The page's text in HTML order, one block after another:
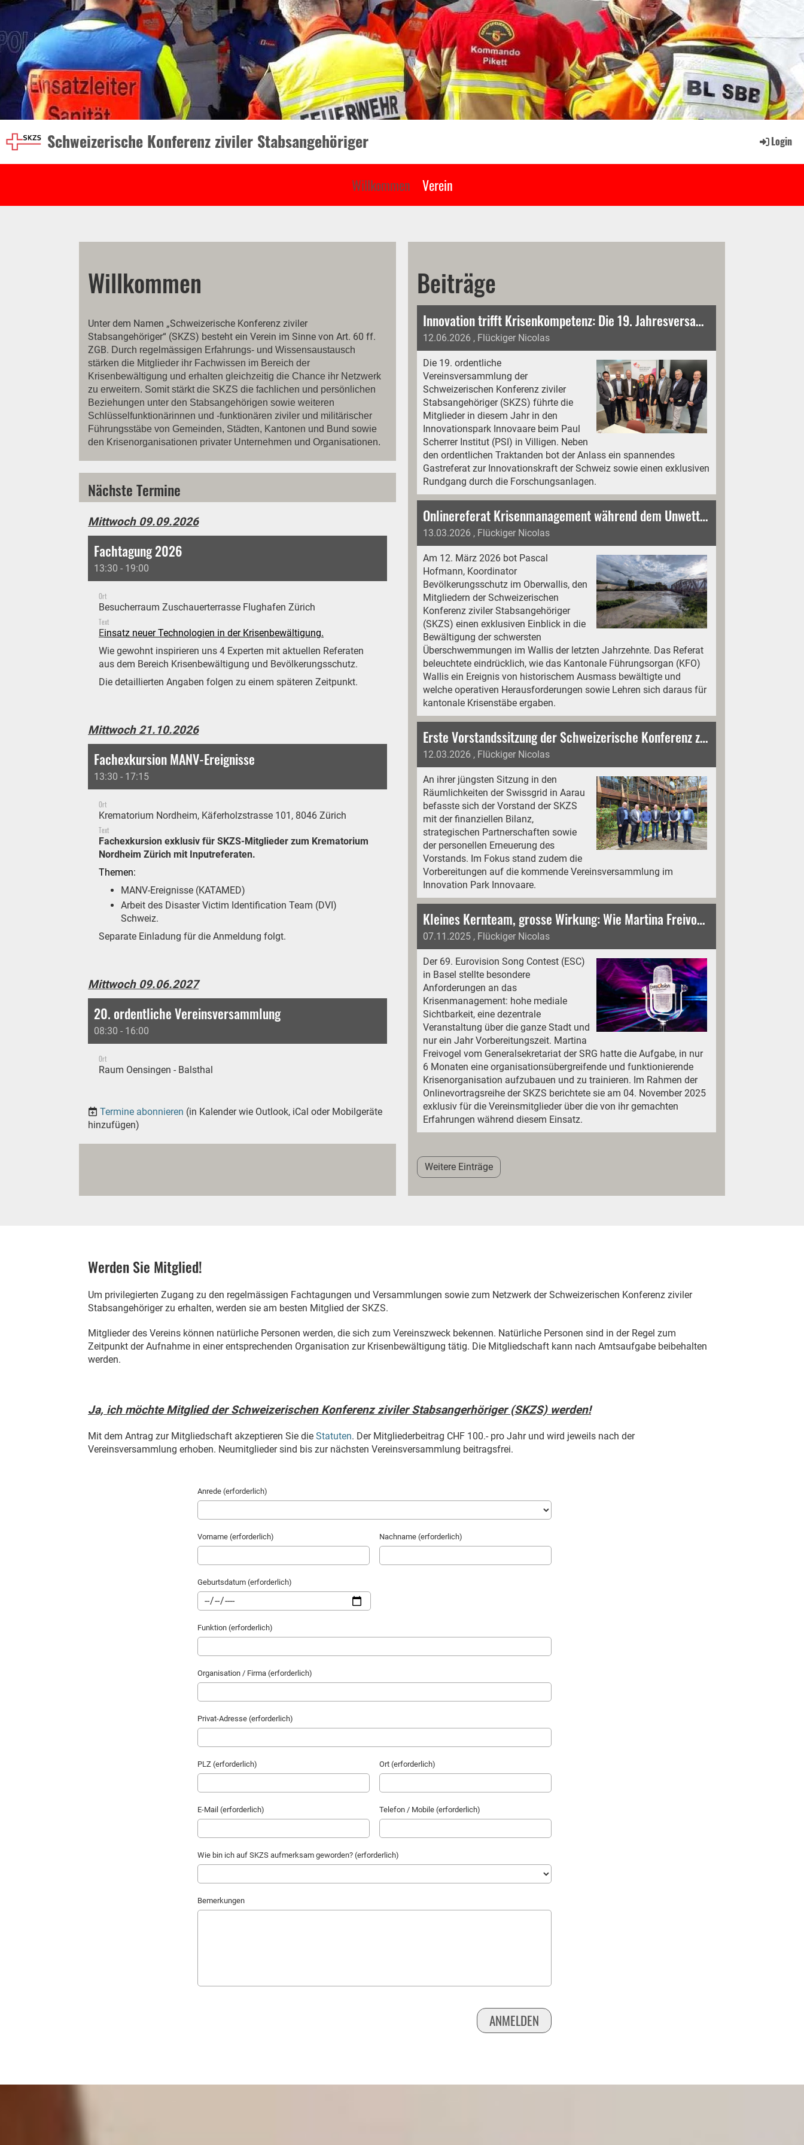
Schweizerische Konferenz ziviler Stabsangehöriger Login
Willkommen Verein
Willkommen
Unter dem Namen „Schweizerische Konferenz ziviler
Stabsangehöriger“ (SKZS) besteht ein Verein im Sinne von Art. 60 ff.
ZGB. Durch regelmässigen Erfahrungs- und Wissensaustausch
stärken die Mitglieder ihr Fachwissen im Bereich der
Krisenbewältigung und erhalten gleichzeitig die Chance ihr Netzwerk
zu erweitern. Somit stärkt die SKZS die fachlichen und persönlichen
Beziehungen unter den Stabsangehörigen sowie weiteren
Schlüsselfunktionärinnen und -funktionären ziviler und militärischer
Führungsstäbe von Gemeinden, Städten, Kantonen und Bund sowie
den Krisenorganisationen privater Unternehmen und Organisationen.
Nächste Termine
Mittwoch 09.09.2026
Fachtagung 2026
13:30 - 19:00
Ort
Besucherraum Zuschauerterrasse Flughafen Zürich
Text
Einsatz neuer Technologien in der Krisenbewältigung.
Wie gewohnt inspirieren uns 4 Experten mit aktuellen Referaten
aus dem Bereich Krisenbewältigung und Bevölkerungsschutz.
Die detaillierten Angaben folgen zu einem späteren Zeitpunkt.
Mittwoch 21.10.2026
Fachexkursion MANV-Ereignisse
13:30 - 17:15
Ort
Krematorium Nordheim, Käferholzstrasse 101, 8046 Zürich
Text
Fachexkursion exklusiv für SKZS-Mitglieder zum Krematorium
Nordheim Zürich mit Inputreferaten.
Themen:
MANV-Ereignisse (KATAMED)
Arbeit des Disaster Victim Identification Team (DVI)
Schweiz.
Separate Einladung für die Anmeldung folgt.
Mittwoch 09.06.2027
20. ordentliche Vereinsversammlung
08:30 - 16:00
Ort
Raum Oensingen - Balsthal
Termine abonnieren (in Kalender wie Outlook, iCal oder Mobilgeräte
hinzufügen)
Beiträge
Innovation trifft Krisenkompetenz: Die 19. Jahresversammlung der SKZS im Park Innovaare und dem Paul Scherrer Institut
12.06.2026 , Flückiger Nicolas
Die 19. ordentliche
Vereinsversammlung der
Schweizerischen Konferenz ziviler
Stabsangehöriger (SKZS) führte die
Mitglieder in diesem Jahr in den
Innovationspark Innovaare beim Paul
Scherrer Institut (PSI) in Villigen. Neben
den ordentlichen Traktanden bot der Anlass ein spannendes
Gastreferat zur Innovationskraft der Schweiz sowie einen exklusiven
Rundgang durch die Forschungsanlagen.
Onlinereferat Krisenmanagement während dem Unwetter im Wallis 2024: Ein Rückblick
13.03.2026 , Flückiger Nicolas
Am 12. März 2026 bot Pascal
Hofmann, Koordinator
Bevölkerungsschutz im Oberwallis, den
Mitgliedern der Schweizerischen
Konferenz ziviler Stabsangehöriger
(SKZS) einen exklusiven Einblick in die
Bewältigung der schwersten
Überschwemmungen im Wallis der letzten Jahrzehnte. Das Referat
beleuchtete eindrücklich, wie das Kantonale Führungsorgan (KFO)
Wallis ein Ereignis von historischem Ausmass bewältigte und
welche operativen Herausforderungen sowie Lehren sich daraus für
kantonale Krisenstäbe ergaben.
Erste Vorstandssitzung der Schweizerische Konferenz ziviler Stabsangehöriger im Jahr 2026
12.03.2026 , Flückiger Nicolas
An ihrer jüngsten Sitzung in den
Räumlichkeiten der Swissgrid in Aarau
befasste sich der Vorstand der SKZS
mit der finanziellen Bilanz,
strategischen Partnerschaften sowie
der personellen Erneuerung des
Vorstands. Im Fokus stand zudem die
Vorbereitungen auf die kommende Vereinsversammlung im
Innovation Park Innovaare.
Kleines Kernteam, grosse Wirkung: Wie Martina Freivogel in sechs Monaten den Krisenstab für den ESC 2025 formte.
07.11.2025, Flückiger Nicolas
Der 69. Eurovision Song Contest (ESC)
in Basel stellte besondere
Anforderungen an das
Krisenmanagement: hohe mediale
Sichtbarkeit, eine dezentrale
Veranstaltung über die ganze Stadt und
nur ein Jahr Vorbereitungszeit. Martina
Freivogel vom Generalsekretariat der SRG hatte die Aufgabe, in nur
6 Monaten eine organisationsübergreifende und funktionierende
Krisenorganisation aufzubauen und zu trainieren. Im Rahmen der
Onlinevortragsreihe der SKZS berichtete sie am 04. November 2025
exklusiv für die Vereinsmitglieder über die von ihr gemachten
Erfahrungen während diesem Einsatz.
Weitere Einträge
Werden Sie Mitglied!
Um privilegierten Zugang zu den regelmässigen Fachtagungen und Versammlungen sowie zum Netzwerk der Schweizerischen Konferenz ziviler
Stabsangehöriger zu erhalten, werden sie am besten Mitglied der SKZS.
Mitglieder des Vereins können natürliche Personen werden, die sich zum Vereinszweck bekennen. Natürliche Personen sind in der Regel zum
Zeitpunkt der Aufnahme in einer entsprechenden Organisation zur Krisenbewältigung tätig. Die Mitgliedschaft kann nach Amtsaufgabe beibehalten
werden.
Ja, ich möchte Mitglied der Schweizerischen Konferenz ziviler Stabsangerhöriger (SKZS) werden!
Mit dem Antrag zur Mitgliedschaft akzeptieren Sie die Statuten. Der Mitgliederbeitrag CHF 100.- pro Jahr und wird jeweils nach der
Vereinsversammlung erhoben. Neumitglieder sind bis zur nächsten Vereinsversammlung beitragsfrei.
Anrede (erforderlich)
Vorname (erforderlich) Nachname (erforderlich)
Geburtsdatum (erforderlich)
Funktion (erforderlich)
Organisation / Firma (erforderlich)
Privat-Adresse (erforderlich)
PLZ (erforderlich) Ort (erforderlich)
E-Mail (erforderlich) Telefon / Mobile (erforderlich)
Wie bin ich auf SKZS aufmerksam geworden? (erforderlich)
Bemerkungen